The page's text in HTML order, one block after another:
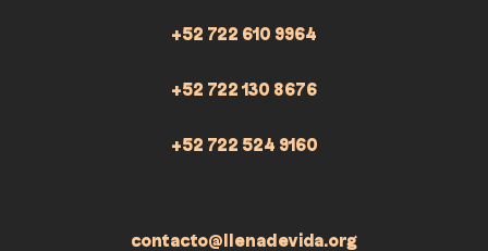
+52 722 610 9964
+52 722 130 8676
+52 722 524 9160
contacto@llenadevida.org